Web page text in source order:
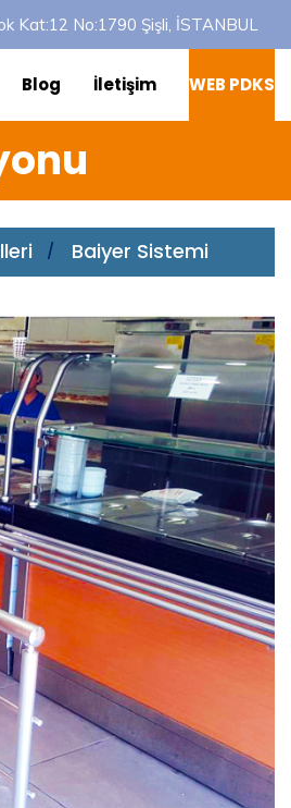
Kat:12 No:1790 Şişli, İSTANBUL
Blog İletişim WEB PDKS
Baiyer Sistemi